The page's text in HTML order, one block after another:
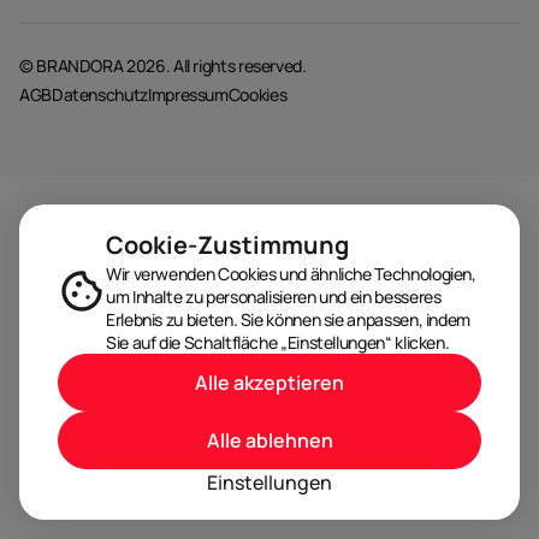
© BRANDORA 2026. All rights reserved.
AGBDatenschutzImpressumCookies
Cookie-Zustimmung
Wir verwenden Cookies und ähnliche Technologien,
um Inhalte zu personalisieren und ein besseres
Erlebnis zu bieten. Sie können sie anpassen, indem
Sie auf die Schaltfläche „Einstellungen“ klicken.
Einstellungen
Alle ablehnen
Alle akzeptieren